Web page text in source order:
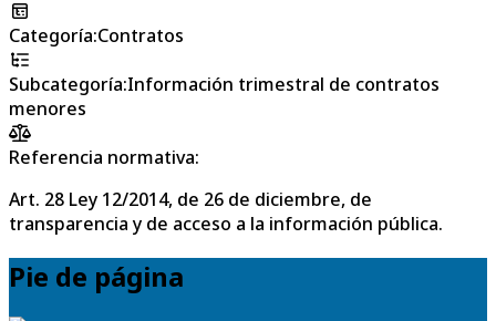
Categoría:Contratos
Subcategoría:Información trimestral de contratos
menores
Referencia normativa:
Art. 28 Ley 12/2014, de 26 de diciembre, de
transparencia y de acceso a la información pública.
Pie de página